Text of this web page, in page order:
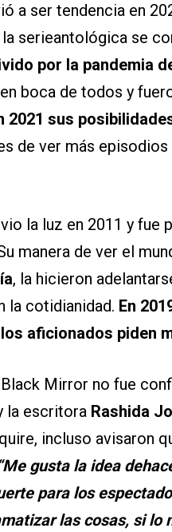
a ser tendencia en
serieantológica se
por la pandemia
boca de todos y
2021 sus
de ver más episodios
la luz en 2011 y fue
manera de ver el
, la hicieron
la cotidianidad. En
aficionados piden
Mirror no fue
la escritora Rashida
incluso avisaron
gusta la idea
para los
las cosas, si lo